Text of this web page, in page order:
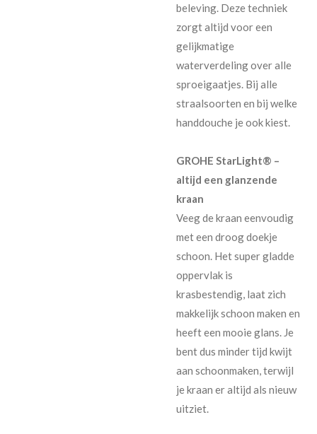
beleving. Deze techniek
zorgt altijd voor een
gelijkmatige
waterverdeling over alle
sproeigaatjes. Bij alle
straalsoorten en bij welke
handdouche je ook kiest.
GROHE StarLight® –
altijd een glanzende
kraan
Veeg de kraan eenvoudig
met een droog doekje
schoon. Het super gladde
oppervlak is
krasbestendig, laat zich
makkelijk schoon maken en
heeft een mooie glans. Je
bent dus minder tijd kwijt
aan schoonmaken, terwijl
je kraan er altijd als nieuw
uitziet.